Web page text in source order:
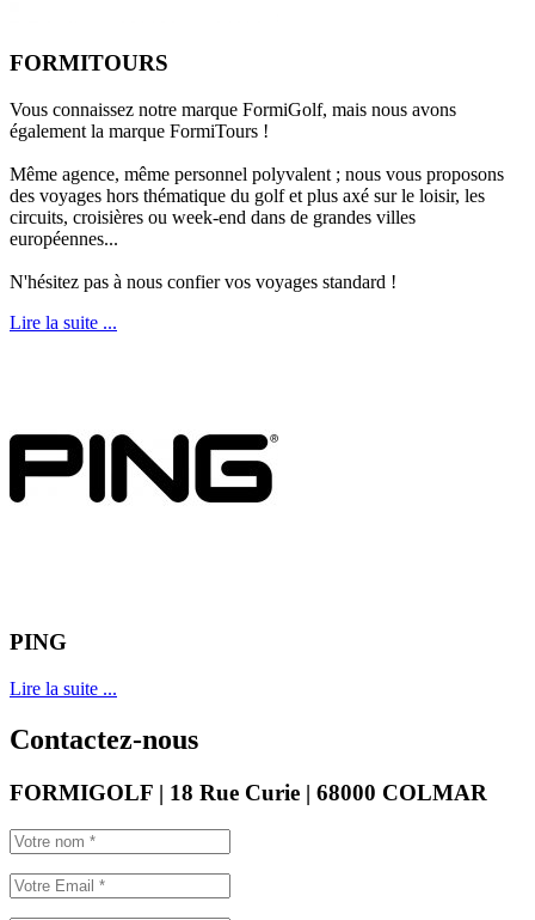
FORMITOURS
Vous connaissez notre marque FormiGolf, mais nous avons
également la marque FormiTours !
Même agence, même personnel polyvalent ; nous vous proposons
des voyages hors thématique du golf et plus axé sur le loisir, les
circuits, croisières ou week-end dans de grandes villes
européennes...
N'hésitez pas à nous confier vos voyages standard !
Lire la suite ...
PING
Lire la suite ...
Contactez-nous
FORMIGOLF | 18 Rue Curie | 68000 COLMAR